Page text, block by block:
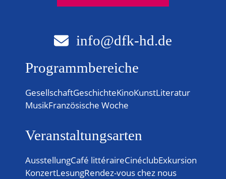
info@dfk-hd.de
Programmbereiche
GesellschaftGeschichteKinoKunstLiteratur
MusikFranzösische Woche
Veranstaltungsarten
AusstellungCafé littéraireCinéclubExkursion
KonzertLesungRendez-vous chez nous